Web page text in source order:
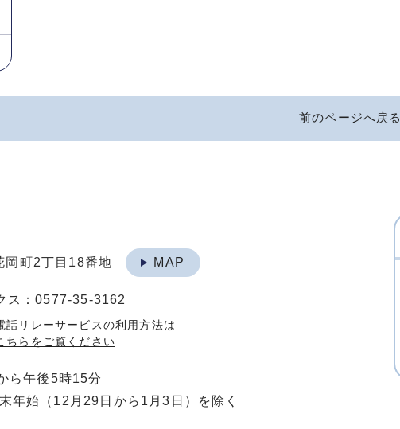
前のページへ戻る
岡町2丁目18番地 MAP
ス：0577-35-3162
話リレーサービスの利用方法は
ちらをご覧ください
ら午後5時15分
年始（12月29日から1月3日）を除く